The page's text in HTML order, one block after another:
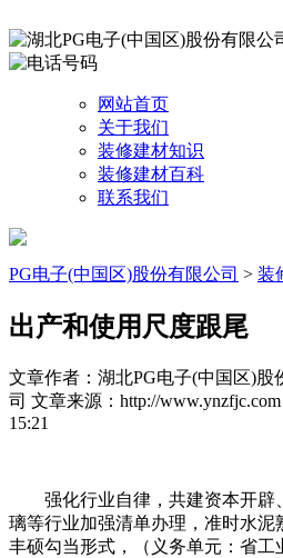
网站首页
关于我们
装修建材知识
装修建材百科
联系我们
PG电子(中国区)股份有限公司 > 装
出产和使用尺度跟尾
文章作者：湖北PG电子(中国区)
司 文章来源：http://www.ynzfjc.com
15:21
强化行业自律，共建资本开辟
璃等行业加强清单办理，准时水泥
丰硕勾当形式，（义务单元：省工